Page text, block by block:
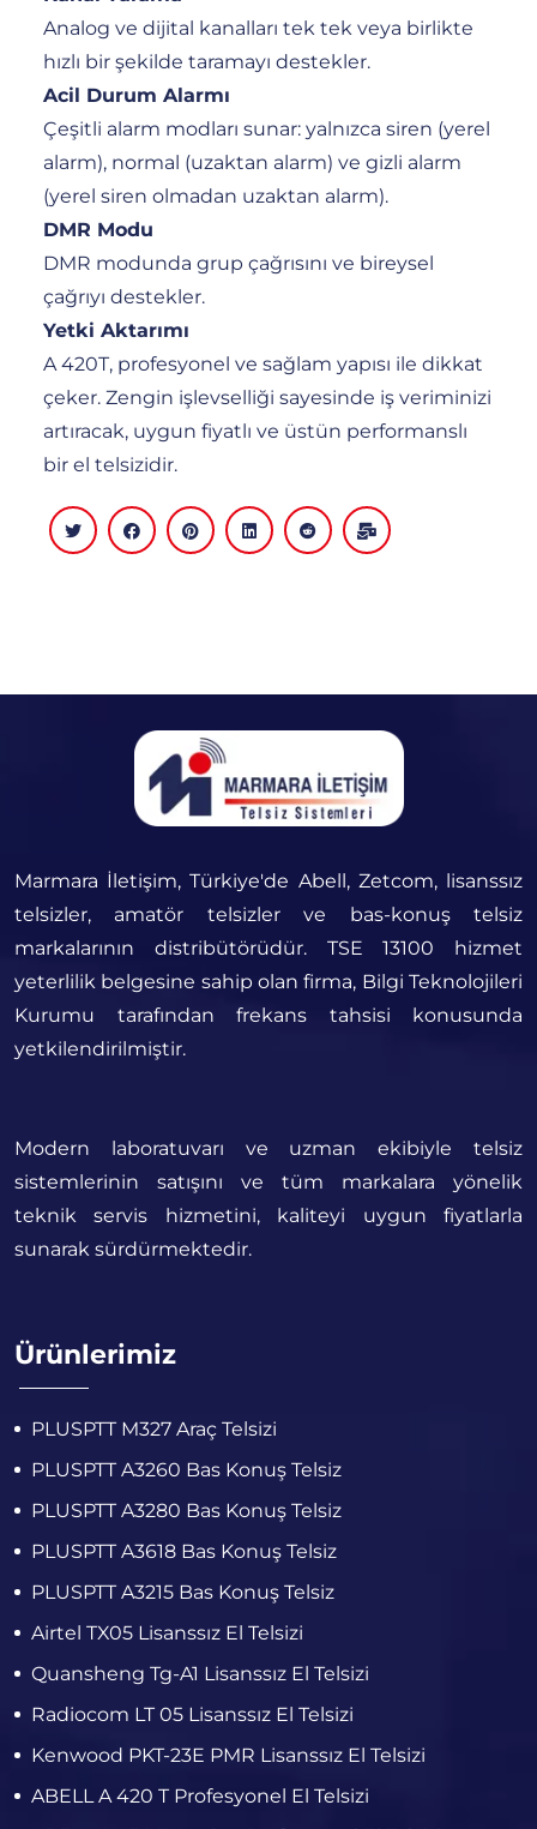
Analog ve dijital kanalları tek tek veya birlikte
hızlı bir şekilde taramayı destekler.
Acil Durum Alarmı
Çeşitli alarm modları sunar: yalnızca siren (yerel
alarm), normal (uzaktan alarm) ve gizli alarm
(yerel siren olmadan uzaktan alarm).
DMR Modu
DMR modunda grup çağrısını ve bireysel
çağrıyı destekler.
Yetki Aktarımı
A 420T, profesyonel ve sağlam yapısı ile dikkat
çeker. Zengin işlevselliği sayesinde iş veriminizi
artıracak, uygun fiyatlı ve üstün performanslı
bir el telsizidir.
Marmara İletişim, Türkiye'de Abell, Zetcom, lisanssız
telsizler, amatör telsizler ve bas-konuş telsiz
markalarının distribütörüdür. TSE 13100 hizmet
yeterlilik belgesine sahip olan firma, Bilgi Teknolojileri
Kurumu tarafından frekans tahsisi konusunda
yetkilendirilmiştir.
Modern laboratuvarı ve uzman ekibiyle telsiz
sistemlerinin satışını ve tüm markalara yönelik
teknik servis hizmetini, kaliteyi uygun fiyatlarla
sunarak sürdürmektedir.
Ürünlerimiz
PLUSPTT M327 Araç Telsizi
PLUSPTT A3260 Bas Konuş Telsiz
PLUSPTT A3280 Bas Konuş Telsiz
PLUSPTT A3618 Bas Konuş Telsiz
PLUSPTT A3215 Bas Konuş Telsiz
Airtel TX05 Lisanssız El Telsizi
Quansheng Tg-A1 Lisanssız El Telsizi
Radiocom LT 05 Lisanssız El Telsizi
Kenwood PKT-23E PMR Lisanssız El Telsizi
ABELL A 420 T Profesyonel El Telsizi